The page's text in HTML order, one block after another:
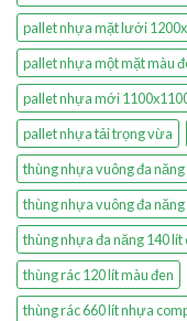
pallet nhựa mặt lưới
pallet nhựa một mặt màu
pallet nhựa mới
pallet nhựa tải trọng vừa
thùng nhựa vuông đa năng
thùng nhựa vuông đa năng
thùng nhựa đa năng 140 lít
thùng rác 120 lít màu đen
thùng rác 660 lít nhựa